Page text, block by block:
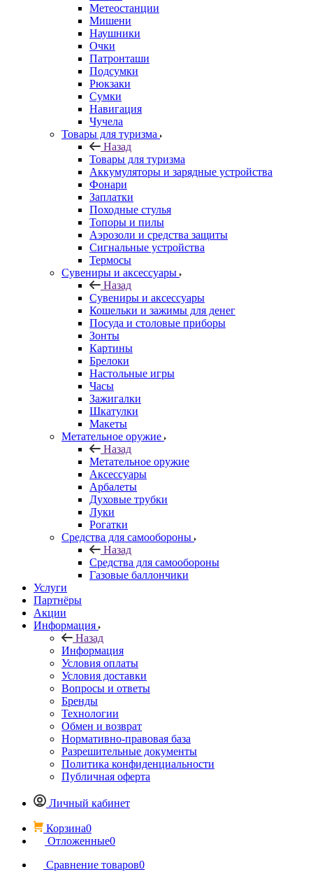
Метеостанции
Мишени
Наушники
Очки
Патронташи
Подсумки
Рюкзаки
Сумки
Навигация
Чучела
Товары для туризма
Назад
Товары для туризма
Аккумуляторы и зарядные устройства
Фонари
Заплатки
Походные стулья
Топоры и пилы
Аэрозоли и средства защиты
Сигнальные устройства
Термосы
Сувениры и аксессуары
Назад
Сувениры и аксессуары
Кошельки и зажимы для денег
Посуда и столовые приборы
Зонты
Картины
Брелоки
Настольные игры
Часы
Зажигалки
Шкатулки
Макеты
Метательное оружие
Назад
Метательное оружие
Аксессуары
Арбалеты
Духовые трубки
Луки
Рогатки
Средства для самообороны
Назад
Средства для самообороны
Газовые баллончики
Услуги
Партнёры
Акции
Информация
Назад
Информация
Условия оплаты
Условия доставки
Вопросы и ответы
Бренды
Технологии
Обмен и возврат
Нормативно-правовая база
Разрешительные документы
Политика конфиденциальности
Публичная оферта
Личный кабинет
Корзина0
Отложенные0
Сравнение товаров0